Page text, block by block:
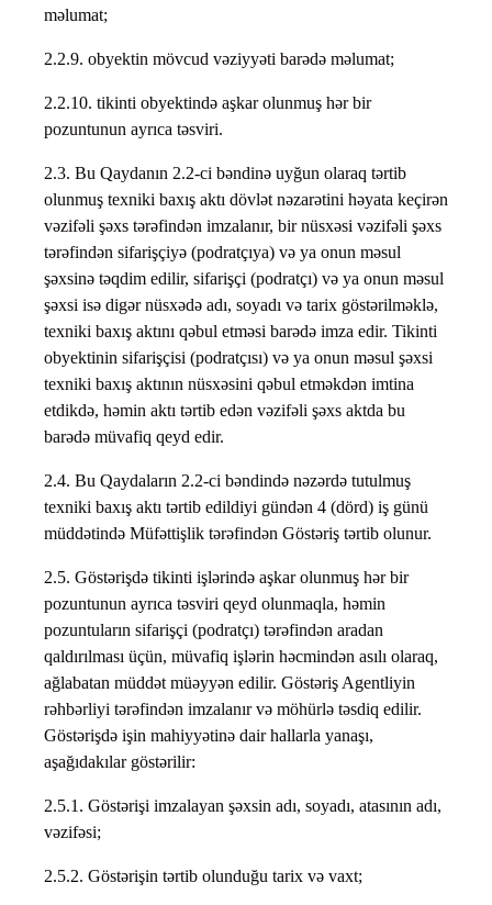
məlumat;
2.2.9. obyektin mövcud vəziyyəti barədə məlumat;
2.2.10. tikinti obyektində aşkar olunmuş hər bir
pozuntunun ayrıca təsviri.
2.3. Bu Qaydanın 2.2-ci bəndinə uyğun olaraq tərtib
olunmuş texniki baxış aktı dövlət nəzarətini həyata keçirən
vəzifəli şəxs tərəfindən imzalanır, bir nüsxəsi vəzifəli şəxs
tərəfindən sifarişçiyə (podratçıya) və ya onun məsul
şəxsinə təqdim edilir, sifarişçi (podratçı) və ya onun məsul
şəxsi isə digər nüsxədə adı, soyadı və tarix göstərilməklə,
texniki baxış aktını qəbul etməsi barədə imza edir. Tikinti
obyektinin sifarişçisi (podratçısı) və ya onun məsul şəxsi
texniki baxış aktının nüsxəsini qəbul etməkdən imtina
etdikdə, həmin aktı tərtib edən vəzifəli şəxs aktda bu
barədə müvafiq qeyd edir.
2.4. Bu Qaydaların 2.2-ci bəndində nəzərdə tutulmuş
texniki baxış aktı tərtib edildiyi gündən 4 (dörd) iş günü
müddətində Müfəttişlik tərəfindən Göstəriş tərtib olunur.
2.5. Göstərişdə tikinti işlərində aşkar olunmuş hər bir
pozuntunun ayrıca təsviri qeyd olunmaqla, həmin
pozuntuların sifarişçi (podratçı) tərəfindən aradan
qaldırılması üçün, müvafiq işlərin həcmindən asılı olaraq,
ağlabatan müddət müəyyən edilir. Göstəriş Agentliyin
rəhbərliyi tərəfindən imzalanır və möhürlə təsdiq edilir.
Göstərişdə işin mahiyyətinə dair hallarla yanaşı,
aşağıdakılar göstərilir:
2.5.1. Göstərişi imzalayan şəxsin adı, soyadı, atasının adı,
vəzifəsi;
2.5.2. Göstərişin tərtib olunduğu tarix və vaxt;